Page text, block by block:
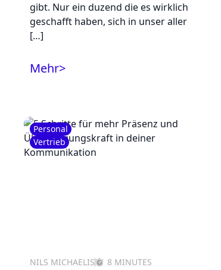
gibt. Nur ein duzend die es wirklich
geschafft haben, sich in unser aller
[…]
Mehr>
Personal
Vertrieb
NILS MICHAELIS 8 MINUTES